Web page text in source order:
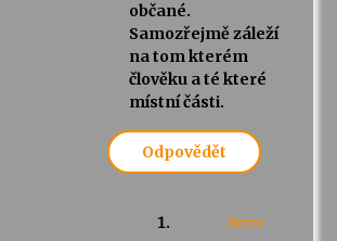
občané.
Samozřejmě záleží
na tom kterém
člověku a té které
místní části.
Odpovědět
frrrr